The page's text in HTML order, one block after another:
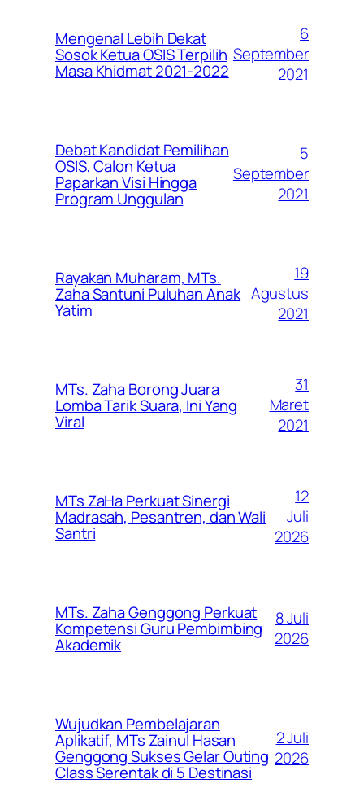
Mengenal Lebih Dekat
Sosok Ketua OSIS Terpilih
Masa Khidmat 2021-2022
6
September
2021
Debat Kandidat Pemilihan
OSIS, Calon Ketua
Paparkan Visi Hingga
Program Unggulan
5
September
2021
Rayakan Muharam, MTs.
Zaha Santuni Puluhan Anak
Yatim
19
Agustus
2021
MTs. Zaha Borong Juara
Lomba Tarik Suara, Ini Yang
Viral
31
Maret
2021
MTs ZaHa Perkuat Sinergi
Madrasah, Pesantren, dan Wali
Santri
12
Juli
2026
MTs. Zaha Genggong Perkuat
Kompetensi Guru Pembimbing
Akademik
8 Juli
2026
Wujudkan Pembelajaran
Aplikatif, MTs Zainul Hasan
Genggong Sukses Gelar Outing
Class Serentak di 5 Destinasi
2 Juli
2026